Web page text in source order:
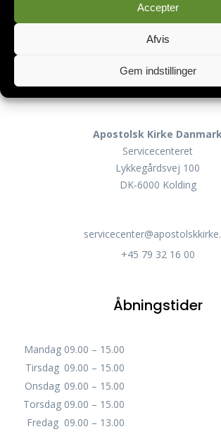
Accepter
Afvis
Gem indstillinger
Kontakt
Apostolsk Kirke
Servicecenteret
Lykkegårdsvej 100
DK-6000 Kolding
+45 79 32 16 00
Åbningstider
Mandag 09.00 – 15.00
Tirsdag 09.00 – 15.00
Onsdag 09.00 – 15.00
Torsdag 09.00 – 15.00
Fredag 09.00 – 13.00